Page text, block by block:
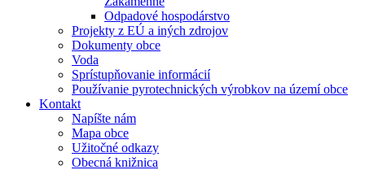
Odpadové hospodárstvo
Projekty z EÚ a iných zdrojov
Dokumenty obce
Voda
Sprístupňovanie informácií
Používanie pyrotechnických výrobkov na území obce
Kontakt
Napíšte nám
Mapa obce
Užitočné odkazy
Obecná knižnica